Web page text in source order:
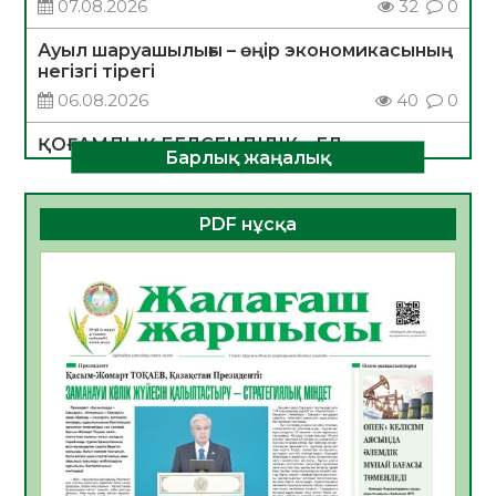
07.08.2026 32 0
Ауыл шаруашылығы – өңір экономикасының
негізгі тірегі
06.08.2026
40 0
ҚОҒАМДЫҚ БЕЛСЕНДІЛІК – ЕЛ
ДАМУЫНЫҢ НЕГІЗІ
06.08.2026
37 0
ҚҰРЫЛТАЙ САЙЛАУЫ – БОЛАШАҚҚА
БАСТАР ЖАУАПТЫ ТАҢДАУ
06.08.2026
Инфекциялық ауруларға қарсы иммундау
жұмыстарының тиімділігі
06.08.2026
42
Көкжөтел ауруы туралы
06.08.2026
37
Барлық жаңалық
PDF нұсқа